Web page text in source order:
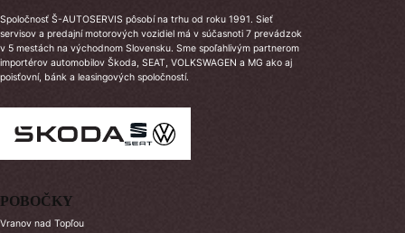
Spoločnosť Š-AUTOSERVIS pôsobí na trhu od roku 1991. Sieť
servisov a predajní motorových vozidiel má v súčasnoti 7 prevádzok
v 5 mestách na východnom Slovensku. Sme spoľahlivým partnerom
importérov automobilov Škoda, SEAT, VOLKSWAGEN a MG ako aj
poisťovní, bánk a leasingových spoločností.
POBOČKY
Vranov nad Topľou